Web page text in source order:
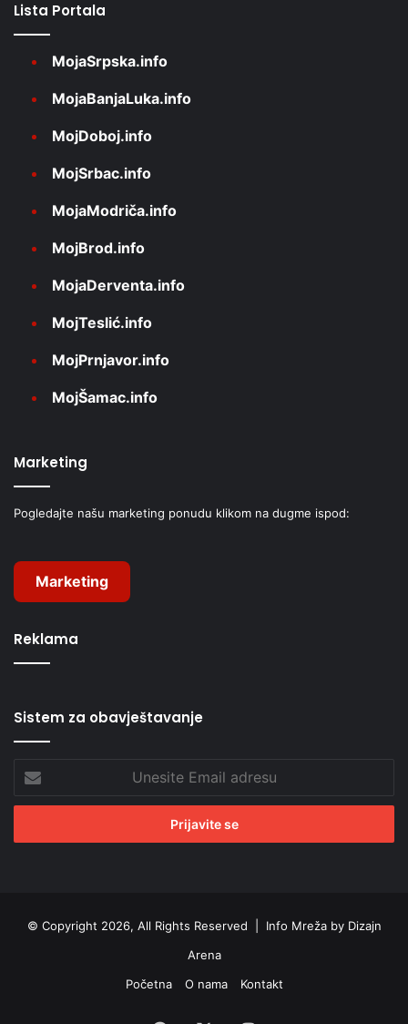
Lista Portala
MojaSrpska.info
MojaBanjaLuka.info
MojDoboj.info
MojSrbac.info
MojaModriča.info
MojBrod.info
MojaDerventa.info
MojTeslić.info
MojPrnjavor.info
MojŠamac.info
Marketing
Pogledajte našu marketing ponudu klikom na dugme ispod:
Marketing
Reklama
Sistem za obavještavanje
Email
adresu
© Copyright 2026, All Rights Reserved | Info Mreža by Dizajn
Arena
Početna
O nama Kontakt